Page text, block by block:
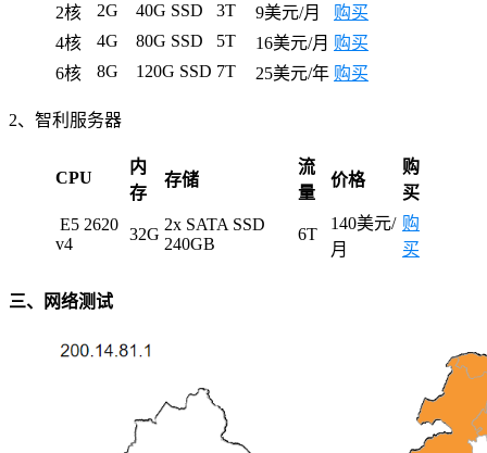
2核
2G 40G SSD 3T 9美元/月
购买
4核
4G 80G SSD 5T 16美元/月 购买
6核
8G 120G SSD 7T 25美元/年 购买
2、智利服务器
CPU
内
存
存储
流
量
价格
购
买
E5 2620
v4
32G
2x SATA SSD
240GB
6T
140美元/
月
购
买
三、网络测试